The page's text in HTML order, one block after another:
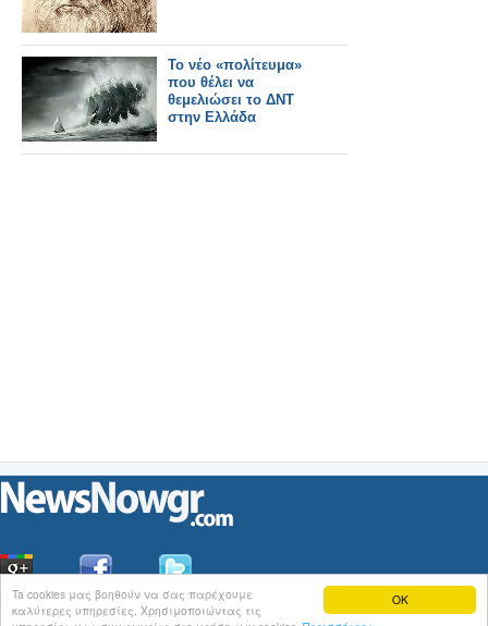
OK
Ta cookies μας βοηθούν να σας παρέχουμε
καλύτερες υπηρεσίες. Χρησιμοποιώντας τις
Το νέο «πολίτευμα»
που θέλει να
θεμελιώσει το ΔΝΤ
στην Ελλάδα
ΟιΕιδήσεις του NewsNowgr.com στοiNews